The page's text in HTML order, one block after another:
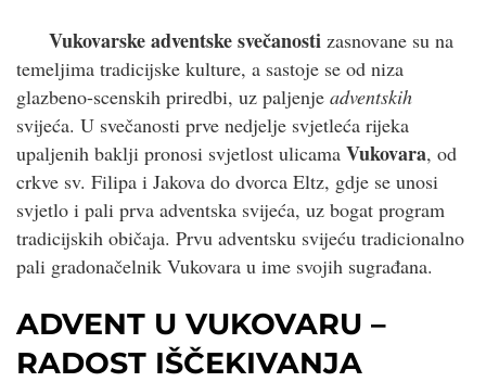
Vukovarske adventske svečanosti zasnovane su na
temeljima tradicijske kulture, a sastoje se od niza
glazbeno-scenskih priredbi, uz paljenje adventskih
svijeća. U svečanosti prve nedjelje svjetleća rijeka
upaljenih baklji pronosi svjetlost ulicama Vukovara, od
crkve sv. Filipa i Jakova do dvorca Eltz, gdje se unosi
svjetlo i pali prva adventska svijeća, uz bogat program
tradicijskih običaja. Prvu adventsku svijeću tradicionalno
pali gradonačelnik Vukovara u ime svojih sugrađana.
ADVENT U VUKOVARU –
RADOST IŠČEKIVANJA